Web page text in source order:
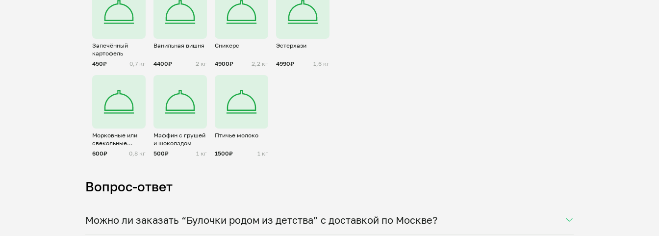
Запечённый
картофель
450₽
0,7 кг
Ванильная вишня
4400₽ 2 кг
Сникерс
4900₽ 2,2 кг
Эстерхази
4990₽ 1,6 кг
Морковные или
свекольные
котлеты
600₽ 0,8 кг
Маффин с грушей
и шоколадом
500₽
1 кг
Птичье молоко
1500₽ 1 кг
Вопрос-ответ
Можно ли заказать “Булочки родом из детства” с доставкой по Москве?